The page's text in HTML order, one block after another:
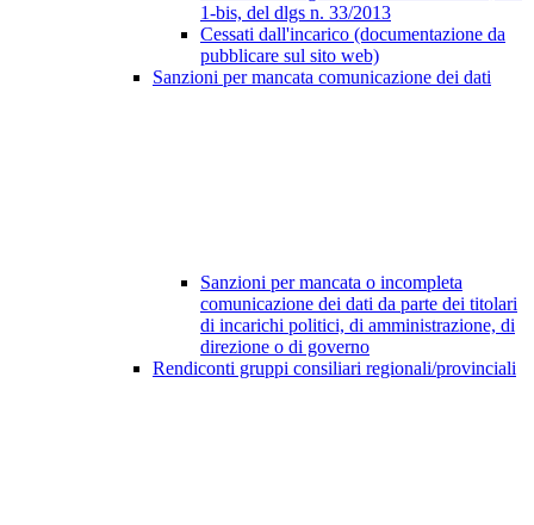
1-bis, del dlgs n. 33/2013
Cessati dall'incarico (documentazione da
pubblicare sul sito web)
Sanzioni per mancata comunicazione dei dati
Sanzioni per mancata o incompleta
comunicazione dei dati da parte dei titolari
di incarichi politici, di amministrazione, di
direzione o di governo
Rendiconti gruppi consiliari regionali/provinciali